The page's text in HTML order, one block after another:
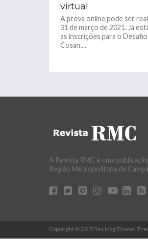
virtual
A prova online pode ser
31 de março de 2021. Já
as inscrições para o
Cosan....
A Revista RMC é uma
Região Metropolitana de
Copyright © 2015 Flex Mag Theme.